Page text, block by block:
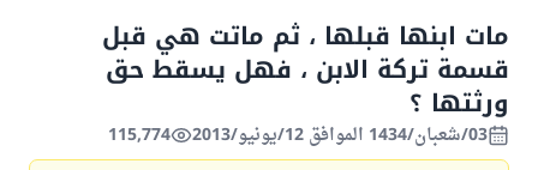
مات ابنها قبلها ، ثم ماتت هي قبل
قسمة تركة الابن ، فهل يسقط حق
ورثتها ؟
03/شعبان/1434 الموافق 12/يونيو/2013 115,774